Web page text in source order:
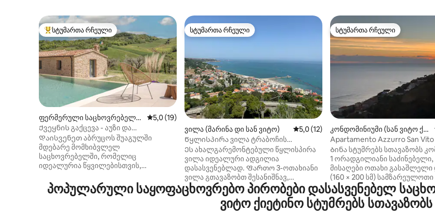
სტუმართა რჩეული მოწინავე ვარიანტი
სტუმართა რჩეული
ფერმერული საცხოვრებელი
(Cellino Attanasio)
საშუალო შეფასებაა 5‑დან 5,0, 19 მიმოხილვა
5,0 (19)
Ქვეყნის გაქცევა - აუზი და
ჰიდრომასაჟიანი აუზი
Დაისვენეთ აბრუცოს შუაგულში
მდებარე მომხიბვლელ
საცხოვრებელში, რომელიც
იდეალურია წყვილებისთვის,
ოჯახური დასვენება. Იდეალურად
განლაგებული ზღვასა და მთებს
სტუმართა რჩეული
სტუმართა რჩეული
ვილა (მარინა დი სან ვიტო) საშუალო შეფასებაა 5‑დან 5,0, 12
5,0 (12)
Წყლისპირა ვილა ტრაბოჩის
სანაპიროზე, ადრიატიკის ზღვა
Ეს ახალგარემონტებული წყლისპირა
ვილა იდეალური ადგილია
დასასვენებლად. Ფართო 3-ოთახიანი
ვილა გთავაზობთ შესანიშნავ,
პანორამულ ხედებს ადრიატიკის
ზღვაზე და განთქმულ ტრაბოკის
სანაპიროს. Წვდომა კერძო ბაღსა და
ტერასაზე და დიდ კერძო
სტუმართა რჩეული
სტუმართა რჩეული
კონდომინიუმი (სან ვიტო ქი
ეტინო)
Apartamento Azzurro San Vito
Ბინა სტუმრებს სთავაზობს
1 ორადგილიანი
მისაღები ოთახი გასაშლელი
(160 × 200 სმ)
სააბაზანოთი. Ტერასა
ყავის მაგიდით და სკამებით. .
Შენიშვნები: ბინაში არის
Კონდიციონერი მისაღებ
პოპულარული საყოფაცხოვრებო პირობები დასასვენებელ
ვიტო ქიეტინო სტუმრებს სთავაზობს